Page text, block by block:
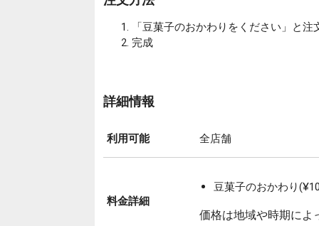
「豆菓子のおかわりをください」と注
完成
詳細情報
利用可能 全店舗
料金詳細
豆菓子のおかわり
価格は地域や時期によ